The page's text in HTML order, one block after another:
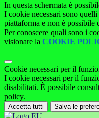
In questa schermata è
I cookie necessari sono
piattaforma e non è possibile
Per conoscere quali sono i
visionare la COOKIE
Cookie necessari per il
I cookie necessari per il
disabilitati. È possibile
policy.
Accetta tutti Salva le